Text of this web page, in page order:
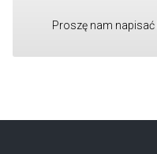
Proszę nam napisać